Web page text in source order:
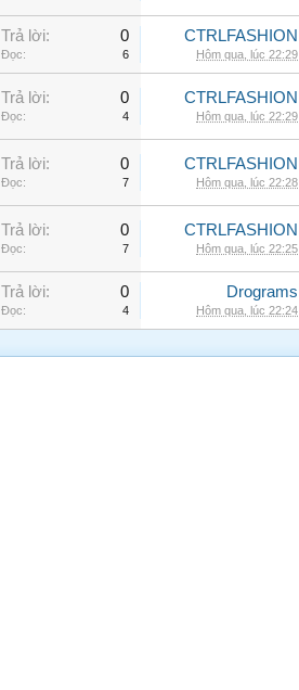
Trả lời: 0
Đọc: 6
CTRLFASHION
Hôm qua, lúc 22:29
Trả lời: 0
Đọc: 4
CTRLFASHION
Hôm qua, lúc 22:29
Trả lời: 0
Đọc: 7
CTRLFASHION
Hôm qua, lúc 22:28
Trả lời: 0
Đọc: 7
CTRLFASHION
Hôm qua, lúc 22:25
Trả lời: 0
Đọc: 4
Drograms
Hôm qua, lúc 22:24